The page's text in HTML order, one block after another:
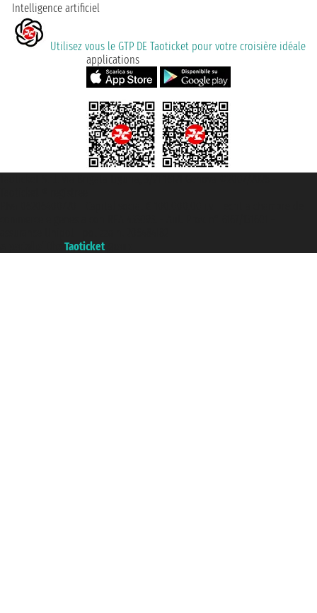
Intelligence artificiel
Utilisez vous le GTP DE Taoticket pour votre croisière idéale
applications
Taoticket